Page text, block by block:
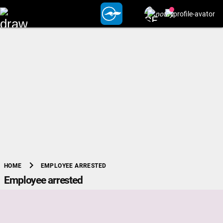
HOME chevron_right EMPLOYEE ARRESTED
Employee arrested